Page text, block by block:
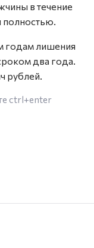
в течение
полностью.
годам лишения
два года.
рублей.
ctrl+enter